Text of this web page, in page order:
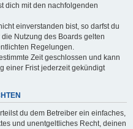
dich mit den nachfolgenden
einverstanden bist, so darfst du
Nutzung des Boards gelten
Regelungen.
Zeit geschlossen und kann
einer Frist jederzeit gekündigt
du dem Betreiber ein einfaches,
und unentgeltliches Recht, deinen